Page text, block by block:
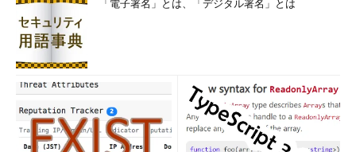
「電子署名」とは、「デジタル署名」とは